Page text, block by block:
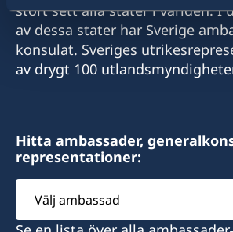
stort sett alla stater i världen. I
av dessa stater har Sverige
konsulat. Sveriges
av drygt 100
Hitta ambassader,
representationer:
Välj
ambassad